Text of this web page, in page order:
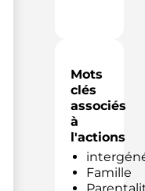
Mots
clés
associés
à
l'actions
Famille